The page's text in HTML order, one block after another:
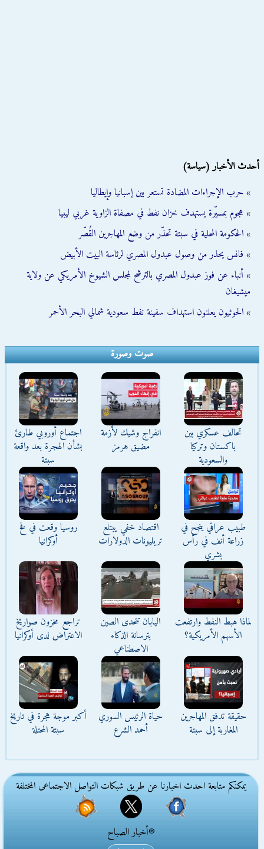
أحدث الأخبار (سياسة)
» حرب الإجراءات المضادة تستعر بين إسبانيا وإيطاليا
» هجوم بمسيّرة يستهدف خزان نفط في مصفاة الزاوية غربي ليبيا
» الحكومة المحلية في سبتة تحذّر من وضع المهاجرين القُصّر
» فانس يحذر من وصول عبدول المصري لرئاسة البيت الأبيض
» أنباء عن فوز عبدول المصري بالترشح لمجلس الشيوخ الأمريكي عن ولاية
ميشيغان
» الحوثيون يعلنون استهداف سفينة نفط سعودية شمالي البحر الأحمر
صوت وصورة
تحالف عسكري بين
باكستان وتركيا
والسعودية
انفراج وشيك لأزمة
مضيق هرمز
اجتماع أوروبي طارئ
بشأن الهجرة بعد واقعة
سبتة
طبيب عراقي ينجح في
زراعة أنف في رأس
بشري
اقتصاد خفي يبتلع
تريليونات الدولارات
روسيا وقعت في فخ
أوكرانيا
لماذا هبط النفط وارتفعت
الأسهم الأمريكية؟
اليابان تتحدى الصين
بترسانة الذكاء
الاصطناعي
تراجع مخزون صواريخ
الاعتراض لدى أوكرانيا
حقيقة تدفق المهاجرين
المغاربة إلى سبتة
حياة الرئيس السوري
أحمد الشرع
أكبر موجة هجرة في تاريخ
سبتة المحتلة
يمكنكم متابعة احدث اخبارنا عن طريق شبكات التواصل الاجتماعى المختلفة
®أخبار الصباح